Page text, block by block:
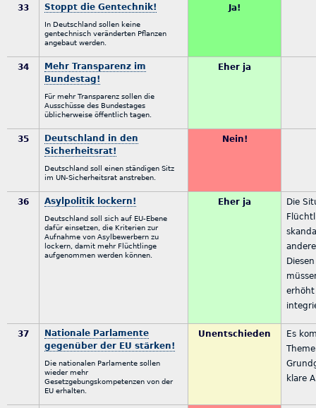
33 Stoppt die Gentechnik!
In Deutschland sollen keine
gentechnisch veränderten Pflanzen
angebaut werden.
Ja!
34
Mehr Transparenz im
Bundestag!
Für mehr Transparenz sollen die
Ausschüsse des Bundestages
üblicherweise öffentlich tagen.
Eher ja
35
Deutschland in den
Sicherheitsrat!
Deutschland soll einen ständigen Sitz
im UN-Sicherheitsrat anstreben.
Nein!
36 Asylpolitik lockern!
Deutschland soll sich auf EU-Ebene
dafür einsetzen, die Kriterien zur
Aufnahme von Asylbewerbern zu
lockern, damit mehr Flüchtlinge
aufgenommen werden können.
Eher ja
Die
37
Nationale Parlamente
gegenüber der EU stärken!
Die nationalen Parlamente sollen
wieder mehr
Gesetzgebungskompetenzen von der
EU erhalten.
Unentschieden
Es
klare